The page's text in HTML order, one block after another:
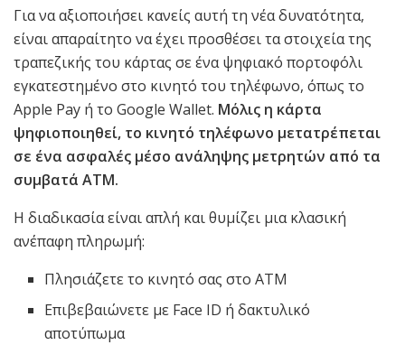
Για να αξιοποιήσει κανείς αυτή τη νέα δυνατότητα,
είναι απαραίτητο να έχει προσθέσει τα στοιχεία της
τραπεζικής του κάρτας σε ένα ψηφιακό πορτοφόλι
εγκατεστημένο στο κινητό του τηλέφωνο, όπως το
Apple Pay ή το Google Wallet. Μόλις η κάρτα
ψηφιοποιηθεί, το κινητό τηλέφωνο μετατρέπεται
σε ένα ασφαλές μέσο ανάληψης μετρητών από τα
συμβατά ΑΤΜ.
Η διαδικασία είναι απλή και θυμίζει μια κλασική
ανέπαφη πληρωμή:
Πλησιάζετε το κινητό σας στο ΑΤΜ
Επιβεβαιώνετε με Face ID ή δακτυλικό
αποτύπωμα